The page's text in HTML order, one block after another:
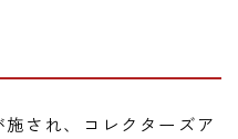
され、コレクターズア